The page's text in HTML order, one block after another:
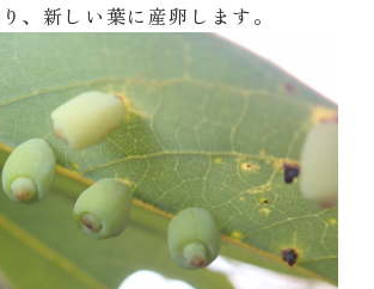
、新しい葉に産卵します。